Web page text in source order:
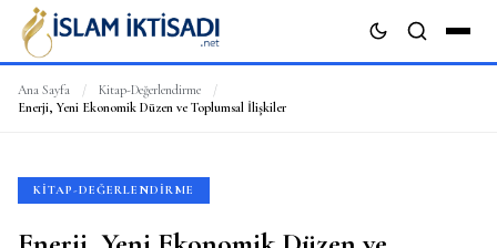
ARA
Ana Sayfa / Kitap-Değerlendirme
/
Enerji, Yeni Ekonomik Düzen ve Toplumsal İlişkiler
KITAP-DEĞERLENDIRME